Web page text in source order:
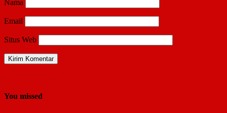
Nama
Email
Situs Web
You missed